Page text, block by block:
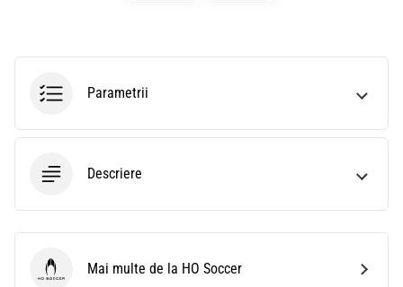
Parametrii
Descriere
HO SoccerMai multe de la HO Soccer